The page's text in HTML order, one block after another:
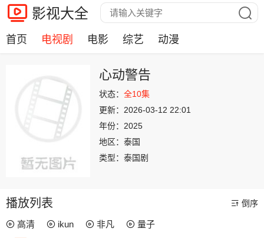
影视大全
首页 电视剧 电影 综艺 动漫
心动警告
状态： 全10集
更新： 2026-03-12 22:01
年份： 2025
地区： 泰国
类型： 泰国剧
播放列表 倒序
高清 ikun 非凡 量子